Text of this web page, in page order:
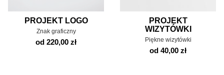
PROJEKT LOGO
Znak graficzny
od 220,00 zł
PROJEKT
WIZYTÓWKI
Piękne wizytówki
od 40,00 zł